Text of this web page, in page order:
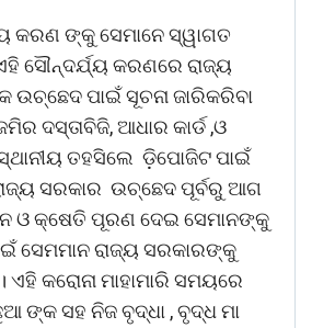
କରଣ ଙ୍କୁ ସେମାନେ ସ୍ୱାଗତ
ସୌନ୍ଦର୍ଯ୍ୟ କରଣରେ ରାଜ୍ୟ
ଉଚ୍ଛେଦ ପାଇଁ ସୂଚନା ଜାରିକରିବା
ଦସ୍ତାବିଜି, ଆଧାର କାର୍ଡ ,ଓ
ତହସିଲେ ଡ଼ିପୋଜିଟ ପାଇଁ
ସରକାର ଉଚ୍ଛେଦ ପୂର୍ବରୁ ଆଗ
ଓ କ୍ଷେତି ପୂରଣ ଦେଇ ସେମାନଙ୍କୁ
ସେମମାନ ରାଜ୍ୟ ସରକାରଙ୍କୁ
କରୋନା ମାହାମାରି ସମୟରେ
ଙ୍କ ସହ ନିଜ ବୃଦ୍ଧା , ବୃଦ୍ଧ ମା